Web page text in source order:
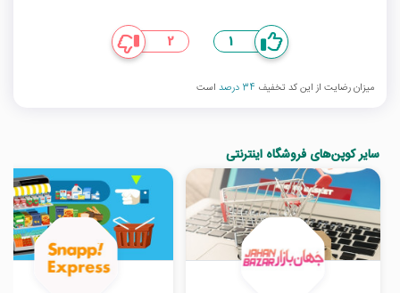
1
2
میزان رضایت از این کد تخفیف 34 درصد است
سایر کوپن‌های فروشگاه اینترنتی